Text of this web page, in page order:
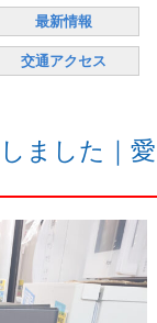
最新情報
交通アクセス
ました｜愛